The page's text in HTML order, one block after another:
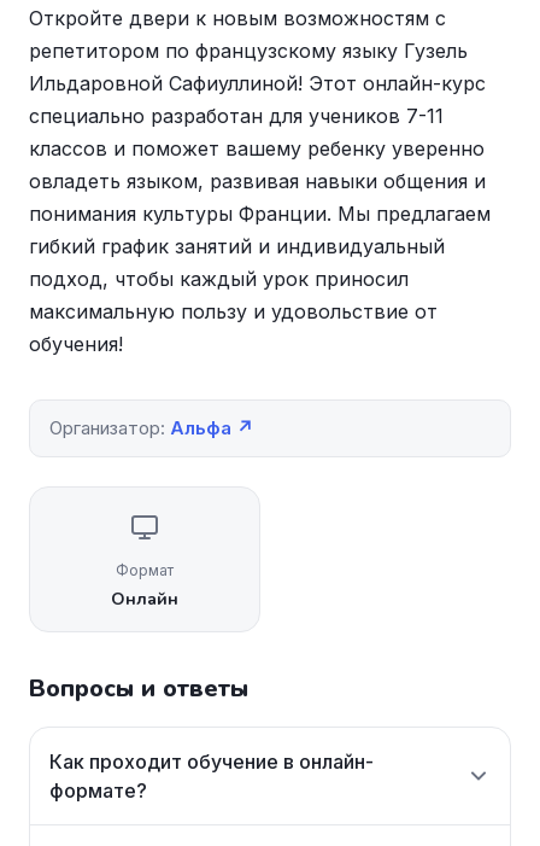
Откройте двери к новым возможностям с
репетитором по французскому языку Гузель
Ильдаровной Сафиуллиной! Этот онлайн-курс
специально разработан для учеников 7-11
классов и поможет вашему ребенку уверенно
овладеть языком, развивая навыки общения и
понимания культуры Франции. Мы предлагаем
гибкий график занятий и индивидуальный
подход, чтобы каждый урок приносил
максимальную пользу и удовольствие от
обучения!
Организатор: Альфа ↗
Формат
Онлайн
Вопросы и ответы
Как проходит обучение в онлайн-
формате?